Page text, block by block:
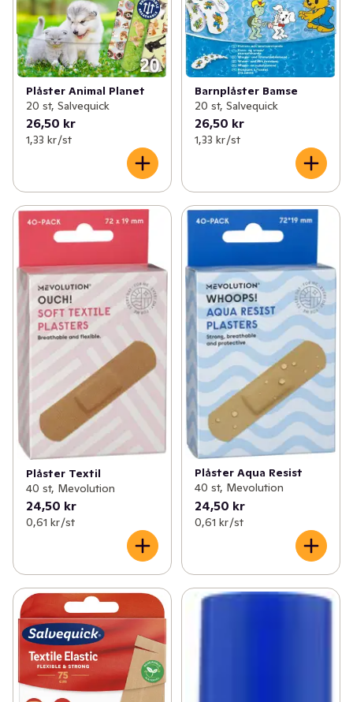
Plåster Animal Planet
20 st, Salvequick
26,50 kr
1,33 kr /st
Barnplåster Bamse
20 st, Salvequick
26,50 kr
1,33 kr /st
Plåster Textil
40 st, Mevolution
24,50 kr
0,61 kr /st
Plåster Aqua Resist
40 st, Mevolution
24,50 kr
0,61 kr /st